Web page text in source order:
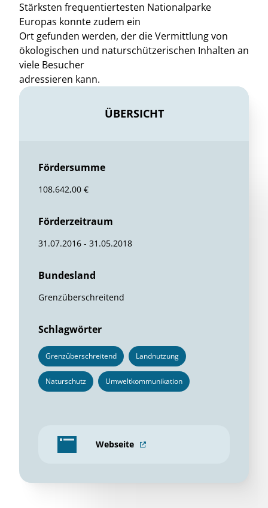
Stärksten frequentiertesten Nationalparke
Europas konnte zudem ein
Ort gefunden werden, der die Vermittlung von
ökologischen und naturschützerischen Inhalten an
viele Besucher
adressieren kann.
ÜBERSICHT
Fördersumme
108.642,00 €
Förderzeitraum
31.07.2016 - 31.05.2018
Bundesland
Grenzüberschreitend
Schlagwörter
Grenzüberschreitend Landnutzung
Naturschutz Umweltkommunikation
Webseite